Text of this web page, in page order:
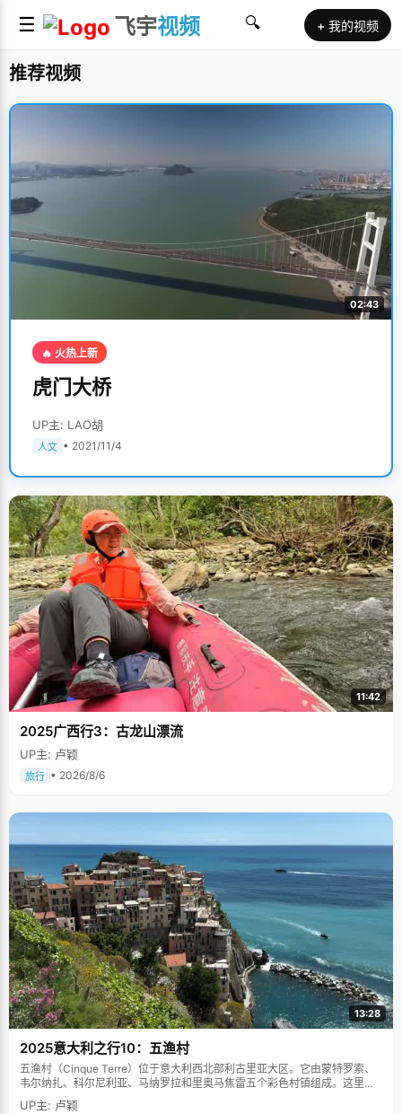
☰ 飞宇视频 🔍 + 我的视频
推荐视频
02:43
🔥 火热上新
虎门大桥
UP主: LAO胡
人文 • 2021/11/4
11:42
2025广西行3：古龙山漂流
UP主: 卢颖
旅行 • 2026/8/6
13:28
2025意大利之行10：五渔村
五渔村（Cinque Terre）位于意大利西北部利古里亚大区。它由蒙特罗索、
韦尔纳扎、科尔尼利亚、马纳罗拉和里奥马焦雷五个彩色村镇组成。这里依
山傍海，房屋色彩斑斓，1997年被列为世界文化遗产。
UP主: 卢颖